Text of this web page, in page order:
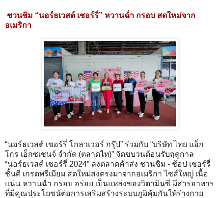
ชวนชิม “นอร์ธเวสต์ เชอร์รี่” หวานฉ่ำ กรอบ สดใหม่จาก
อเมริกา
“นอร์ธเวสต์ เชอร์รี่ โกลวเวอร์ กรุ๊ป” ร่วมกับ “บริษัท ไทย แอ็ก
โกร เอ็กซเชนจ์ จำกัด (ตลาดไท)” จัดขบวนต้อนรับฤดูกาล
“นอร์ธเวสต์ เชอร์รี่ 2024” ลงตลาดค้าส่ง ชวนชิม - ช้อป เชอร์รี่
ชั้นดี เกรดพรีเมียม สดใหม่ส่งตรงมาจากอเมริกา ไซส์ใหญ่ เนื้อ
แน่น หวานฉ่ำ กรอบ อร่อย เป็นแหล่งของวิตามินซี มีสารอาหาร
ที่มีคุณประโยชน์ต่อการเสริมสร้างระบบภูมิคุ้มกันให้ร่างกาย